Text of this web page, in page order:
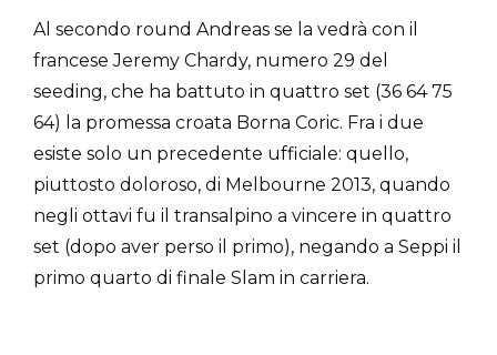
Al secondo round Andreas se la vedrà con il
francese Jeremy Chardy, numero 29 del
seeding, che ha battuto in quattro set (36 64 75
64) la promessa croata Borna Coric. Fra i due
esiste solo un precedente ufficiale: quello,
piuttosto doloroso, di Melbourne 2013, quando
negli ottavi fu il transalpino a vincere in quattro
set (dopo aver perso il primo), negando a Seppi il
primo quarto di finale Slam in carriera.